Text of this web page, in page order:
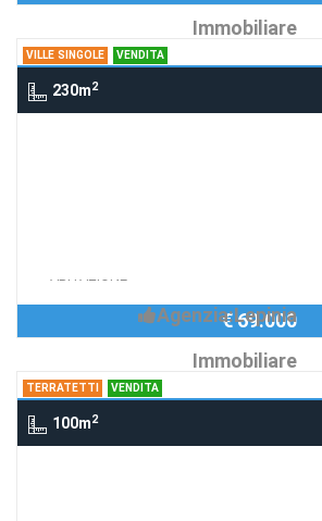
Immobiliare
VILLE SINGOLE VENDITA
230m2
ABITAZIONE
Agenzia:Lepinia
Immobiliare
€ 69.000
TERRATETTI VENDITA
100m2